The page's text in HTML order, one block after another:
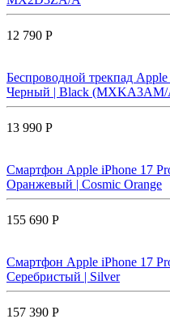
12 790 Р
Беспроводной трекпад
Черный | Black
13 990 Р
Смартфон Apple iPhone 17
Оранжевый | Cosmic Orange
155 690 Р
Смартфон Apple iPhone 17
Серебристый | Silver
157 390 Р